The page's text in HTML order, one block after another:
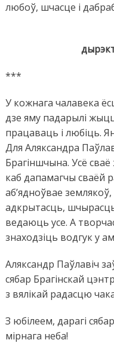
любоў, шчасце і
***
У кожнага чалавека
дзе яму падарылі
працаваць і любіць.
Для Аляксандра
Брагіншчына. Усё
каб дапамагчы сваёй
аб’ядноўвае
адкрытасць,
ведаюць усе. А
знаходзіць водгук у
Аляксандр Паўлавіч
сябар Брагінскай
з вялікай радасцю
З юбілеем, дарагі
мірнага неба!